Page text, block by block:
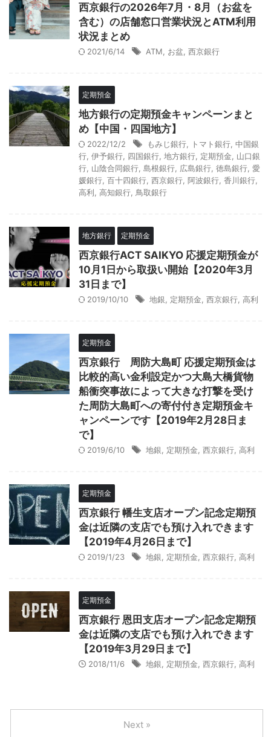
西京銀行の2026年7月・8月（お盆を
含む）の店舗窓口営業状況とATM利用
状況まとめ
2021/6/14 ATM お盆 西京銀行
定期預金
地方銀行の定期預金キャンペーンまと
め【中国・四国地方】
2022/12/2 もみじ銀行 トマト銀行 中国銀
行 伊予銀行 四国銀行 地方銀行 定期預金
山口銀
行 山陰合同銀行 島根銀行 広島銀行 徳島銀行 愛
媛銀行 百十四銀行 西京銀行 阿波銀行 香川銀行
高利 高知銀行 鳥取銀行
地方銀行 定期預金
西京銀行ACT SAIKYO 応援定期預金が
10月1日から取扱い開始【2020年3月
31日まで】
2019/10/10 地銀 定期預金 西京銀行 高利
定期預金
西京銀行 周防大島町 応援定期預金は
比較的高い金利設定かつ大島大橋貨物
船衝突事故によって大きな打撃を受け
た周防大島町への寄付付き定期預金キ
ャンペーンです【2019年2月28日ま
で】
2019/6/10 地銀 定期預金 西京銀行 高利
定期預金
西京銀行 幡生支店オープン記念定期預
金は近隣の支店でも預け入れできます
【2019年4月26日まで】
2019/1/23 地銀 定期預金 西京銀行 高利
定期預金
西京銀行 恩田支店オープン記念定期預
金は近隣の支店でも預け入れできます
【2019年3月29日まで】
2018/11/6 地銀 定期預金 西京銀行 高利
Next »